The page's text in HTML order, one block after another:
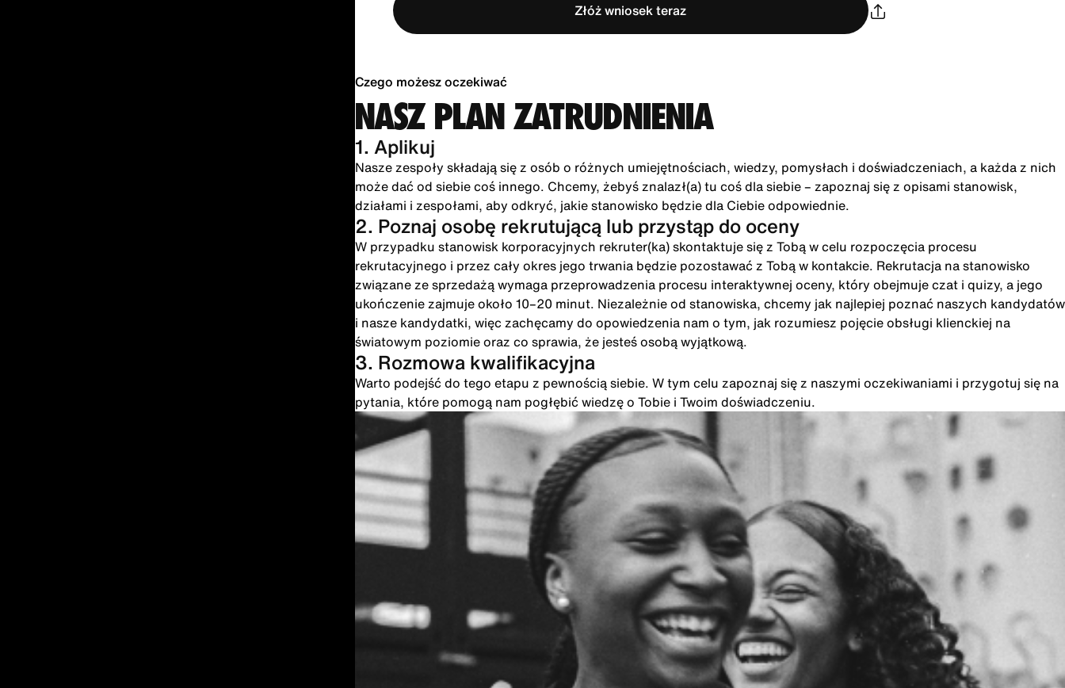
Złóż wniosek teraz
Czego możesz oczekiwać
NASZ PLAN ZATRUDNIENIA
1. Aplikuj
Nasze zespoły składają się z osób o różnych umiejętnościach, wiedzy, pomysłach i doświadczeniach, a każda z nich
może dać od siebie coś innego. Chcemy, żebyś znalazł(a) tu coś dla siebie – zapoznaj się z opisami stanowisk,
działami i zespołami, aby odkryć, jakie stanowisko będzie dla Ciebie odpowiednie.
2. Poznaj osobę rekrutującą lub przystąp do oceny
W przypadku stanowisk korporacyjnych rekruter(ka) skontaktuje się z Tobą w celu rozpoczęcia procesu
rekrutacyjnego i przez cały okres jego trwania będzie pozostawać z Tobą w kontakcie. Rekrutacja na stanowisko
związane ze sprzedażą wymaga przeprowadzenia procesu interaktywnej oceny, który obejmuje czat i quizy, a jego
ukończenie zajmuje około 10–20 minut. Niezależnie od stanowiska, chcemy jak najlepiej poznać naszych kandydatów
i nasze kandydatki, więc zachęcamy do opowiedzenia nam o tym, jak rozumiesz pojęcie obsługi klienckiej na
światowym poziomie oraz co sprawia, że jesteś osobą wyjątkową.
3. Rozmowa kwalifikacyjna
Warto podejść do tego etapu z pewnością siebie. W tym celu zapoznaj się z naszymi oczekiwaniami i przygotuj się na
pytania, które pomogą nam pogłębić wiedzę o Tobie i Twoim doświadczeniu.